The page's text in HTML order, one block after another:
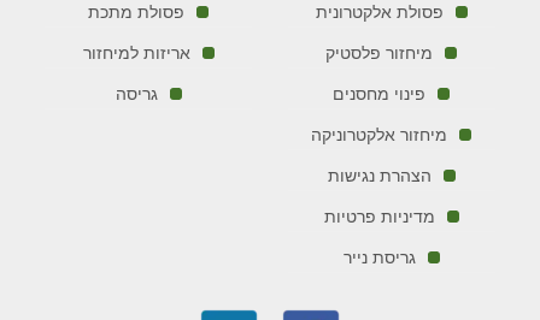
פסולת אלקטרונית
מיחזור פלסטיק
פינוי מחסנים
מיחזור אלקטרוניקה
הצהרת נגישות
מדיניות פרטיות
גריסת נייר
פסולת מתכת
אריזות למיחזור
גריסה